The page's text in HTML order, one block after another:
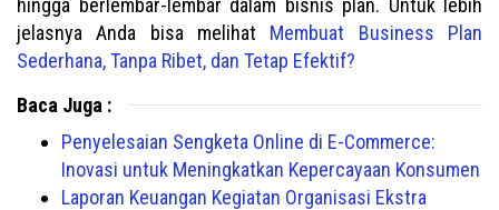
jelasnya Anda bisa melihat Membuat Business Plan
Sederhana, Tanpa Ribet, dan Tetap Efektif?
Baca Juga :
Penyelesaian Sengketa Online di E-Commerce:
Inovasi untuk Meningkatkan Kepercayaan Konsumen
Laporan Keuangan Kegiatan Organisasi Ekstra